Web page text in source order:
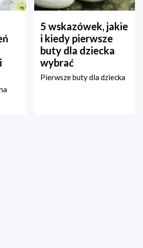
5 wskazówek, jakie
i kiedy pierwsze
buty dla dziecka
wybrać
Pierwsze buty dla dziecka